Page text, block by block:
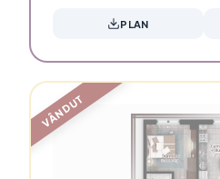
PLAN
VÂNDUT